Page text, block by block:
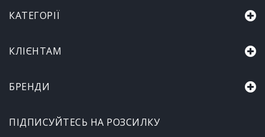
КАТЕГОРІЇ
КЛІЄНТАМ
БРЕНДИ
ПІДПИСУЙТЕСЬ НА РОЗСИЛКУ